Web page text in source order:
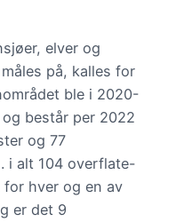
elver og
på, kalles for
ble i 2020-
består per 2022
og 77
i alt 104 overflate-
for hver og en av
er det 9